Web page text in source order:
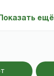
Показать ещё